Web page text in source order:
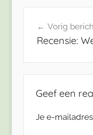
navigatie
Vorig
Recensie:
Geef een
Je e-